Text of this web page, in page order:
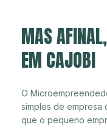
MAS
EM CAJOBI
O
simples de empresa
que o pequeno